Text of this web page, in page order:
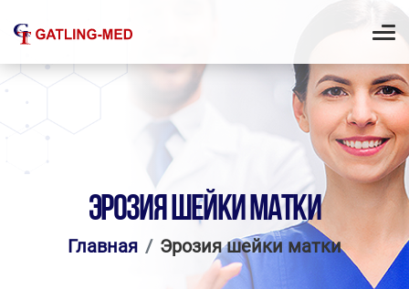
ЭРОЗИЯ ШЕЙКИ МАТКИ
Главная Эрозия шейки матки